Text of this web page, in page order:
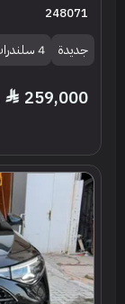
248071
جديدة 4 سلندرات
259,000